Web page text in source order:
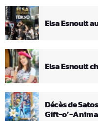
Elsa Esnoult
Elsa Esnoult
Décès de
Gift-o’-